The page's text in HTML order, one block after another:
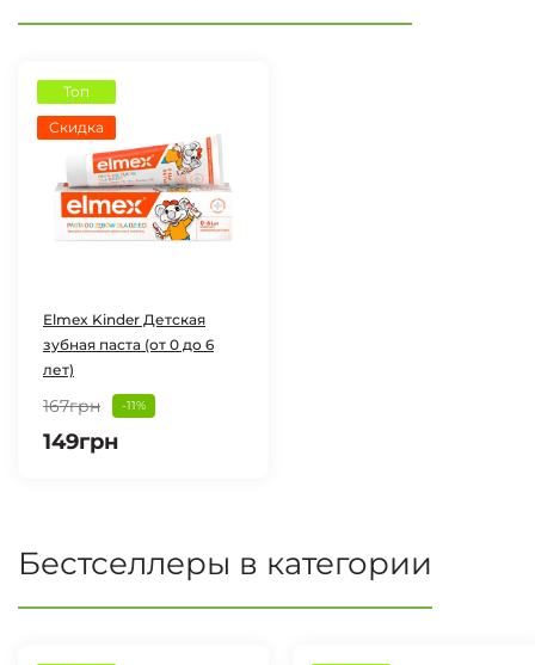
Топ
Скидка
Elmex Kinder Детская
зубная паста (от 0 до 6
лет)
167грн -11%
149грн
Бестселлеры в категории